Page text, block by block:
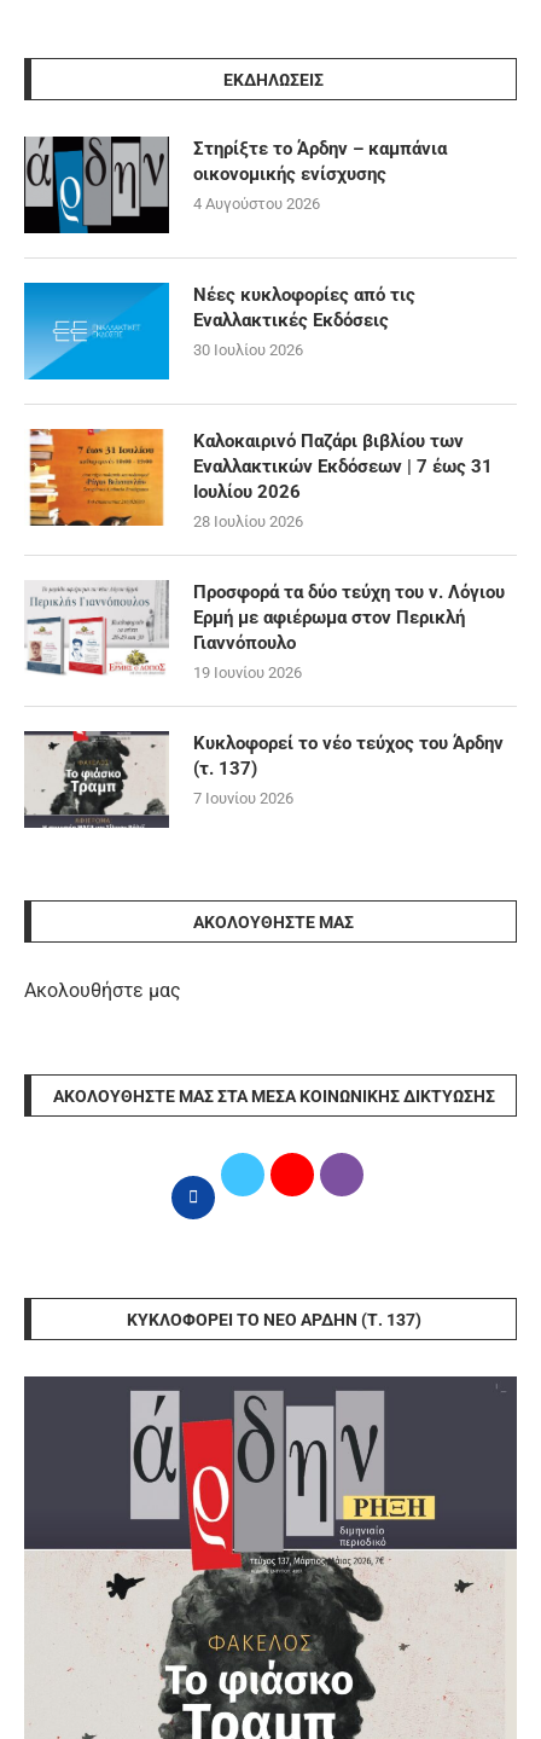
ΕΚΔΗΛΩΣΕΙΣ
Στηρίξτε το Άρδην – καμπάνια
οικονομικής ενίσχυσης
4 Αυγούστου 2026
Νέες κυκλοφορίες από τις
Εναλλακτικές Εκδόσεις
30 Ιουλίου 2026
Καλοκαιρινό Παζάρι βιβλίου των
Εναλλακτικών Εκδόσεων | 7 έως 31
Ιουλίου 2026
28 Ιουλίου 2026
Προσφορά τα δύο τεύχη του ν. Λόγιου
Ερμή με αφιέρωμα στον Περικλή
Γιαννόπουλο
19 Ιουνίου 2026
Κυκλοφορεί το νέο τεύχος του Άρδην
(τ. 137)
7 Ιουνίου 2026
ΑΚΟΛΟΥΘΉΣΤΕ ΜΑΣ
Ακολουθήστε μας
ΑΚΟΛΟΥΘΉΣΤΕ ΜΑΣ ΣΤΑ ΜΈΣΑ ΚΟΙΝΩΝΙΚΉΣ ΔΙΚΤΎΩΣΗΣ
ΚΥΚΛΟΦΟΡΕΊ ΤΟ ΝΈΟ ΆΡΔΗΝ (Τ. 137)